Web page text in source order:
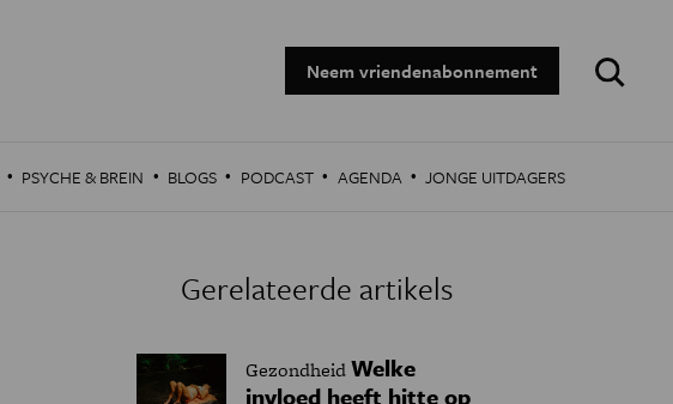
Neem vriendenabonnement
Zoeken:
· PSYCHE & BREIN · BLOGS · PODCAST · AGENDA · JONGE UITDAGERS
Gerelateerde artikels
GezondheidWelke
invloed heeft hitte op